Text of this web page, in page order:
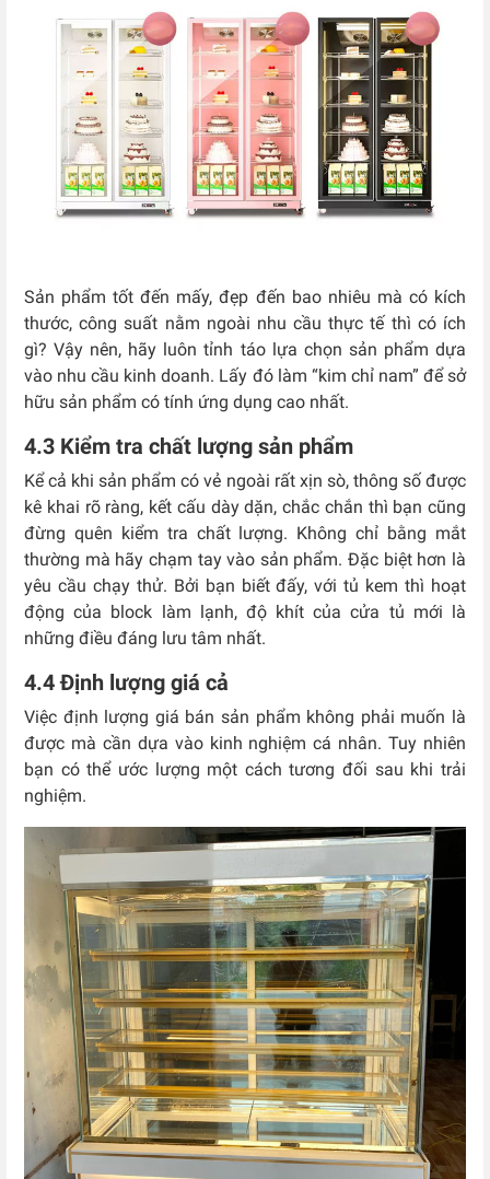
Sản phẩm tốt đến mấy, đẹp đến bao nhiêu mà có kích
thước, công suất nằm ngoài nhu cầu thực tế thì có ích
gì? Vậy nên, hãy luôn tỉnh táo lựa chọn sản phẩm dựa
vào nhu cầu kinh doanh. Lấy đó làm “kim chỉ nam” để sở
hữu sản phẩm có tính ứng dụng cao nhất.
4.3 Kiểm tra chất lượng sản phẩm
Kể cả khi sản phẩm có vẻ ngoài rất xịn sò, thông số được
kê khai rõ ràng, kết cấu dày dặn, chắc chắn thì bạn cũng
đừng quên kiểm tra chất lượng. Không chỉ bằng mắt
thường mà hãy chạm tay vào sản phẩm. Đặc biệt hơn là
yêu cầu chạy thử. Bởi bạn biết đấy, với tủ kem thì hoạt
động của block làm lạnh, độ khít của cửa tủ mới là
những điều đáng lưu tâm nhất.
4.4 Định lượng giá cả
Việc định lượng giá bán sản phẩm không phải muốn là
được mà cần dựa vào kinh nghiệm cá nhân. Tuy nhiên
bạn có thể ước lượng một cách tương đối sau khi trải
nghiệm.